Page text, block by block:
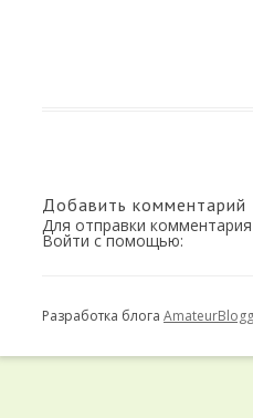
ЯИЧНАЯ ДИЕТА
Добавить комментарий
Для отправки
Войти с помощью:
Разработка блога